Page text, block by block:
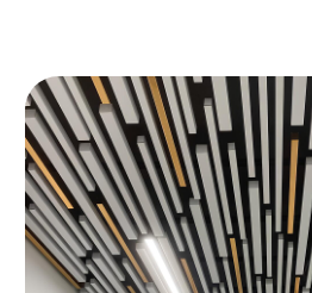
Всё под ключ
Потолки, свет, монтаж — один договор и
персональный менеджер. Никакой головной
боли с координацией